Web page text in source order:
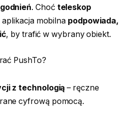
. Choć teleskop
mobilna podpowiada,
, by trafić w wybrany obiekt.
PushTo?
z technologią – ręczne
cyfrową pomocą.